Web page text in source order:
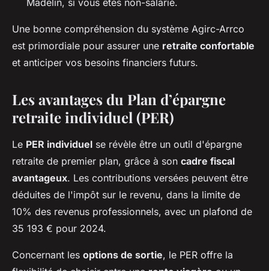
Madelin, si vous êtes non-salarié.
Une bonne compréhension du système Agirc-Arrco
est primordiale pour assurer une retraite confortable
et anticiper vos besoins financiers futurs.
Les avantages du Plan d’épargne
retraite individuel (PER)
Le PER individuel se révèle être un outil d'épargne
retraite de premier plan, grâce à son cadre fiscal
avantageux. Les contributions versées peuvent être
déduites de l'impôt sur le revenu, dans la limite de
10% des revenus professionnels, avec un plafond de
35 193 € pour 2024.
Concernant les options de sortie, le PER offre la